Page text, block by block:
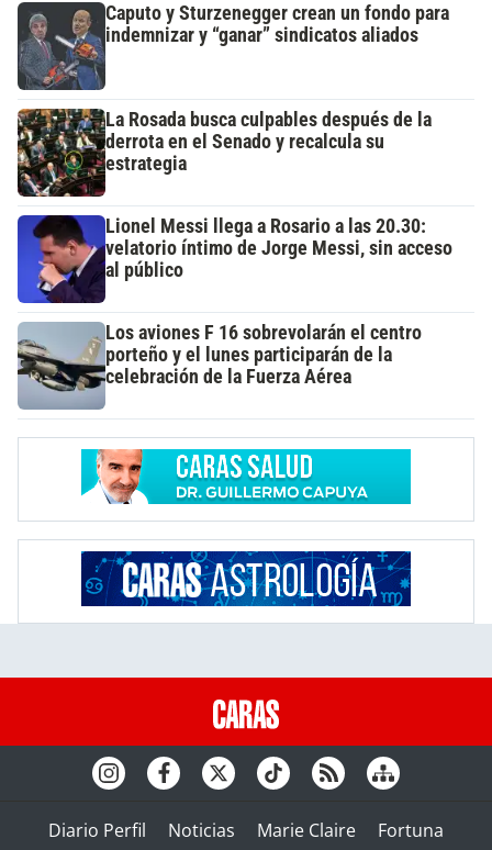
Caputo y Sturzenegger crean un fondo para
indemnizar y “ganar” sindicatos aliados
La Rosada busca culpables después de la
derrota en el Senado y recalcula su
estrategia
Lionel Messi llega a Rosario a las 20.30:
velatorio íntimo de Jorge Messi, sin acceso
al público
Los aviones F 16 sobrevolarán el centro
porteño y el lunes participarán de la
celebración de la Fuerza Aérea
Diario Perfil Noticias Marie Claire Fortuna